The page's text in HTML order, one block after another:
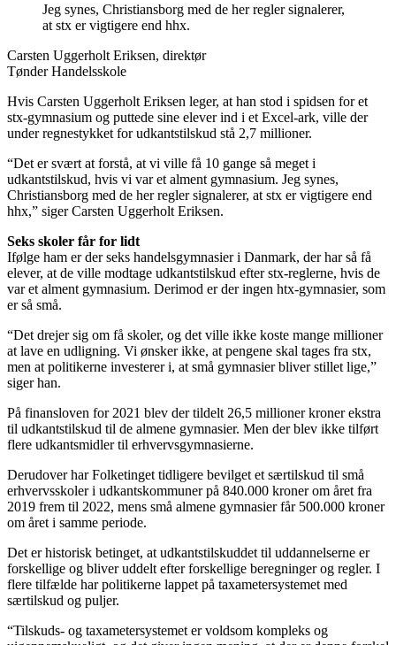
Jeg synes, Christiansborg med de her regler signalerer,
at stx er vigtigere end hhx.
Carsten Uggerholt Eriksen, direktør
Tønder Handelsskole
Hvis Carsten Uggerholt Eriksen leger, at han stod i spidsen for et
stx-gymnasium og puttede sine elever ind i et Excel-ark, ville der
under regnestykket for udkantstilskud stå 2,7 millioner.
“Det er svært at forstå, at vi ville få 10 gange så meget i
udkantstilskud, hvis vi var et alment gymnasium. Jeg synes,
Christiansborg med de her regler signalerer, at stx er vigtigere end
hhx,” siger Carsten Uggerholt Eriksen.
Seks skoler får for lidt
Ifølge ham er der seks handelsgymnasier i Danmark, der har så få
elever, at de ville modtage udkantstilskud efter stx-reglerne, hvis de
var et alment gymnasium. Derimod er der ingen htx-gymnasier, som
er så små.
“Det drejer sig om få skoler, og det ville ikke koste mange millioner
at lave en udligning. Vi ønsker ikke, at pengene skal tages fra stx,
men at politikerne investerer i, at små gymnasier bliver stillet lige,”
siger han.
På finansloven for 2021 blev der tildelt 26,5 millioner kroner ekstra
til udkantstilskud til de almene gymnasier. Men der blev ikke tilført
flere udkantsmidler til erhvervsgymnasierne.
Derudover har Folketinget tidligere bevilget et særtilskud til små
erhvervsskoler i udkantskommuner på 840.000 kroner om året fra
2019 frem til 2022, mens små almene gymnasier får 500.000 kroner
om året i samme periode.
Det er historisk betinget, at udkantstilskuddet til uddannelserne er
forskellige og bliver uddelt efter forskellige beregninger og regler. I
flere tilfælde har politikerne lappet på taxametersystemet med
særtilskud og puljer.
“Tilskuds- og taxametersystemet er voldsom kompleks og